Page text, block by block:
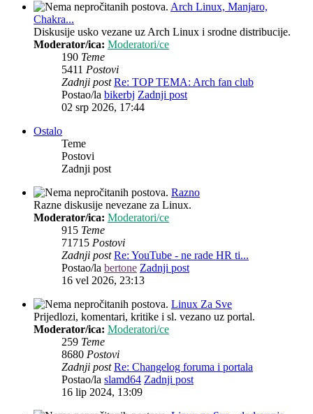
Arch Linux, Manjaro,
Chakra...
Diskusije usko vezane uz Arch Linux i srodne distribucije.
Moderator/ica: Moderatori/ce
190 Teme
5411 Postovi
Zadnji post Re: TOP TEMA: Arch fan club
Postao/la bikerbj Zadnji post
02 srp 2026, 17:44
Ostalo
Teme
Postovi
Zadnji post
Razno
Razne diskusije nevezane za Linux.
Moderator/ica: Moderatori/ce
915 Teme
71715 Postovi
Zadnji post Re: YouTube - ne rade HR ti...
Postao/la bertone Zadnji post
16 vel 2026, 23:13
Linux Za Sve
Prijedlozi, komentari, kritike i sl. vezano uz portal.
Moderator/ica: Moderatori/ce
259 Teme
8680 Postovi
Zadnji post Re: Changelog foruma i portala
Postao/la slamd64 Zadnji post
16 lip 2024, 13:09